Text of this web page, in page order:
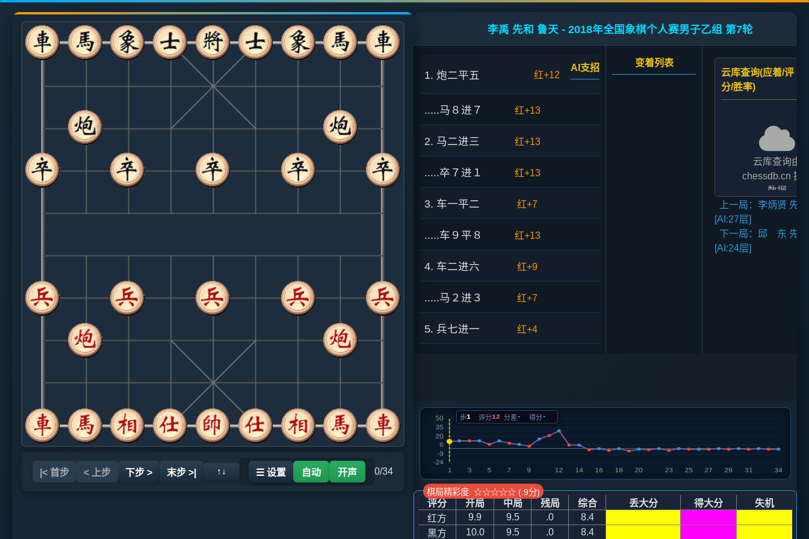
|< 首步 < 上步 下步 > 末步 >| ↑↓ ☰ 设置 自动 开声 0/34
李禹 先和 鲁天 - 2018年全国象棋个人赛男子乙组 第7轮
1. 炮二平五 红+12
AI支招
.....马８进７ 红+13
2. 马二进三 红+13
.....卒７进１ 红+13
3. 车一平二 红+7
.....车９平８ 红+13
4. 车二进六 红+9
.....马２进３ 红+7
5. 兵七进一 红+4
.....砲８平９ 红+30 砲２进１
7. 车二进三 车二平三
.....马７退８ 红+6
8. 车九进一 黑+2 炮八退一
变着列表
云库查询(应着/评
分/胜率)
云库查询由
chessdb.cn 提
数据
AI支招,云库应
二者的评分表
法相差2至3倍,
上一局：李炳贤 先
[AI:27层]
下一局：邱 东 先
[AI:24层]
步1 评分12 分差- 得分-
棋局精彩度: ☆☆☆☆☆ (.9分)
评分 开局 中局 残局 综合 丢大分 得大分
失机
红方
9.9 9.5 .0
8.4
黑方
10.0 9.5 .0 8.4